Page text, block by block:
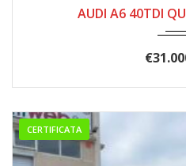
AUDI A6 40TDI
€
CERTIFICATA